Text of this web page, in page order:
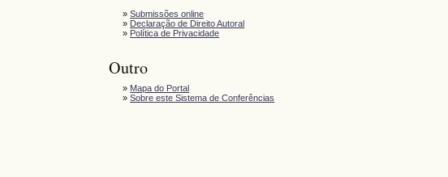
»Submissões online
» Declaração de Direito Autoral
» Política de Privacidade
Outro
» Mapa do Portal
»Sobre este Sistema de Conferências